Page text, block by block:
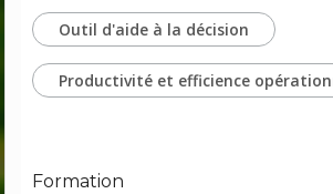
Outil d'aide à la décision
Productivité et efficience
Formation